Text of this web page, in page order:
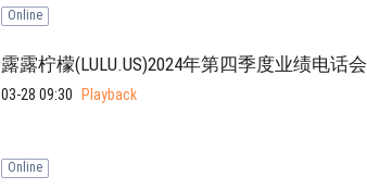
Online
露露柠檬(LULU.US)2024年第四季度业绩电话会
03-28 09:30 Playback
Online